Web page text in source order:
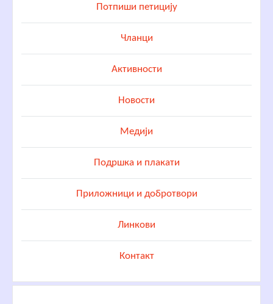
Потпиши петицију
Чланци
Активности
Новости
Медији
Подршка и плакати
Приложници и добротвори
Линкови
Контакт